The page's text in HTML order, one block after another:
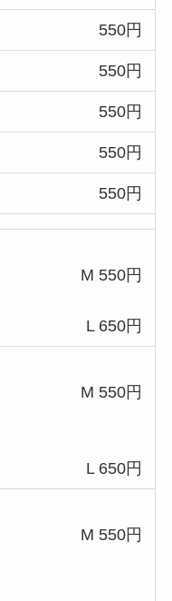
550円
550円
550円
550円
550円
M 550円
L 650円
M 550円
L 650円
M 550円